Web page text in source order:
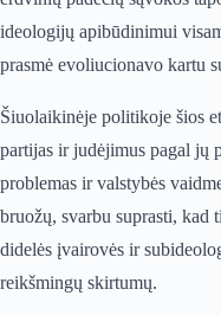
ideologijų apibūdinimui
prasmė evoliucionavo kartu
Šiuolaikinėje politikoje šios
partijas ir judėjimus pagal jų
problemas ir valstybės
bruožų, svarbu suprasti, kad
didelės įvairovės ir
reikšmingų skirtumų.